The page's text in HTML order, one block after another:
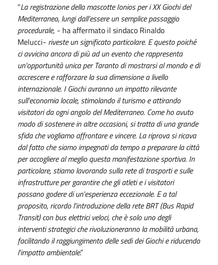
"La registrazione della mascotte Ionios per i XX Giochi del
Mediterraneo, lungi dall’essere un semplice passaggio
procedurale, - ha affermato il sindaco Rinaldo
Melucci- riveste un significato particolare. E questo poiché
ci avvicina ancora di più ad un evento che rappresenta
un'opportunità unica per Taranto di mostrarsi al mondo e di
accrescere e rafforzare la sua dimensione a livello
internazionale. I Giochi avranno un impatto rilevante
sull'economia locale, stimolando il turismo e attirando
visitatori da ogni angolo del Mediterraneo. Come ho avuto
modo di sostenere in altre occasioni, si tratta di una grande
sfida che vogliamo affrontare e vincere. La riprova si ricava
dal fatto che siamo impegnati da tempo a preparare la città
per accogliere al meglio questa manifestazione sportiva. In
particolare, stiamo lavorando sulla rete di trasporti e sulle
infrastrutture per garantire che gli atleti e i visitatori
possano godere di un'esperienza eccezionale. E a tal
proposito, ricordo l'introduzione della rete BRT (Bus Rapid
Transit) con bus elettrici veloci, che è solo uno degli
interventi strategici che rivoluzioneranno la mobilità urbana,
facilitando il raggiungimento delle sedi dei Giochi e riducendo
l'impatto ambientale.”